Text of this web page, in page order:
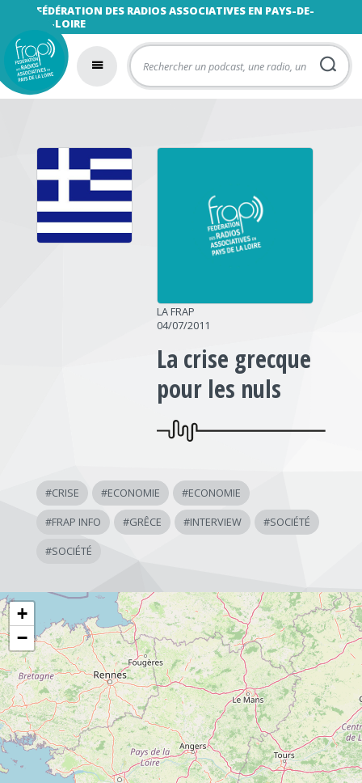
FÉDÉRATION DES RADIOS ASSOCIATIVES EN PAYS-DE-
LA-LOIRE
LA FRAP
04/07/2011
La crise grecque
pour les nuls
#CRISE #ECONOMIE #ECONOMIE
#FRAP INFO #GRÊCE #INTERVIEW #SOCIÉTÉ
#SOCIÉTÉ
+
−